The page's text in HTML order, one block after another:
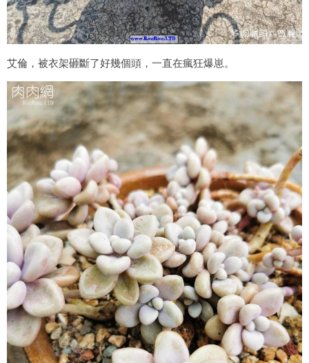
艾倫，被衣架砸斷了好幾個頭，一直在瘋狂爆崽。